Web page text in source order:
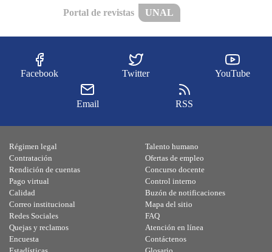
Portal de revistas UNAL
Facebook Twitter YouTube
Email RSS
Régimen legal
Contratación
Rendición de cuentas
Pago virtual
Calidad
Talento humano
Ofertas de empleo
Concurso docente
Control interno
Buzón de notificaciones
Correo institucional
Redes Sociales
Quejas y reclamos
Encuesta
Mapa del sitio
FAQ
Atención en línea
Contáctenos